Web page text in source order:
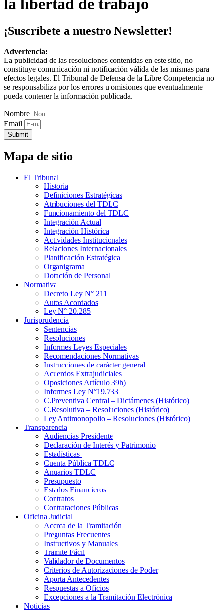
la libertad de trabajo
¡Suscríbete a nuestro Newsletter!
Advertencia:
La publicidad de las resoluciones contenidas en este sitio, no
constituye comunicación ni notificación válida de las mismas para
efectos legales. El Tribunal de Defensa de la Libre Competencia no
se responsabiliza por los errores u omisiones que eventualmente
pueda contener la información publicada.
Nombre
Email
Submit
Mapa de sitio
El Tribunal
Historia
Definiciones Estratégicas
Atribuciones del TDLC
Funcionamiento del TDLC
Integración Actual
Integración Histórica
Actividades Institucionales
Relaciones Internacionales
Planificación Estratégica
Organigrama
Dotación de Personal
Normativa
Decreto Ley N° 211
Autos Acordados
Ley N° 20.285
Jurisprudencia
Sentencias
Resoluciones
Informes Leyes Especiales
Recomendaciones Normativas
Instrucciones de carácter general
Acuerdos Extrajudiciales
Oposiciones Artículo 39h)
Informes Ley N°19.733
C.Preventiva Central – Dictámenes (Histórico)
C.Resolutiva – Resoluciones (Histórico)
Ley Antimonopolio – Resoluciones (Histórico)
Transparencia
Audiencias Presidente
Declaración de Interés y Patrimonio
Estadísticas
Cuenta Pública TDLC
Anuarios TDLC
Presupuesto
Estados Financieros
Contratos
Contrataciones Públicas
Oficina Judicial
Acerca de la Tramitación
Preguntas Frecuentes
Instructivos y Manuales
Tramite Fácil
Validador de Documentos
Criterios de Autorizaciones de Poder
Aporta Antecedentes
Respuestas a Oficios
Excepciones a la Tramitación Electrónica
Noticias